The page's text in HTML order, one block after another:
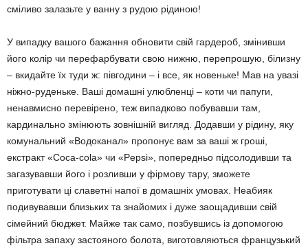
сміливо залазьте у ванну з рудою рідиною!
У випадку вашого бажання обновити свій гардероб, змінивши
його колір чи перефарбувати свою нижню, перепрошую, білизну
– вкидайте їх туди ж: півгодини – і все, як новеньке! Мав на увазі
ніжно-руденьке. Ваші домашні улюбленці – коти чи папуги,
ненавмисно перевірено, теж випадково побувавши там,
кардинально змінюють зовнішній вигляд. Додавши у рідину, яку
комунальний «Водоканал» пропонує вам за ваші ж гроші,
екстракт «Coca-cola» чи «Pepsi», попередньо підсолодивши та
загазувавши його і розливши у фірмову тару, зможете
приготувати ці славетні напої в домашніх умовах. Неабияк
подивувавши близьких та знайомих і дуже заощадивши свій
сімейний бюджет. Майже так само, позбувшись із допомогою
фільтра запаху застояного болота, виготовляються французький